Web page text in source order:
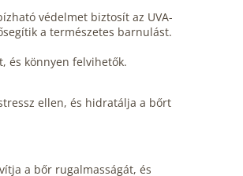
védelmet biztosít az UVA-
a természetes barnulást.
és könnyen felvihetők.
ellen, és hidratálja a bőrt
a bőr rugalmasságát, és